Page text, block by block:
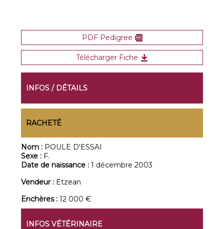
PDF Pedigree
Télécharger Fiche
INFOS / DÉTAILS
RACHETÉ
Nom : POULE D'ESSAI
Sexe : F.
Date de naissance :1 décembre 2003
Vendeur : Etzean
Enchères :12 000 €
INFOS VÉTÉRINAIRE